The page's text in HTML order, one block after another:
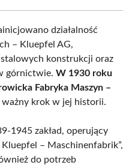
działalność
– Kluepfel AG,
konstrukcji oraz
górnictwie. W 1930 roku
Fabryka Maszyn –
ważny krok w jej historii.
1945 zakład, operujący
– Maschinenfabrik”,
do potrzeb